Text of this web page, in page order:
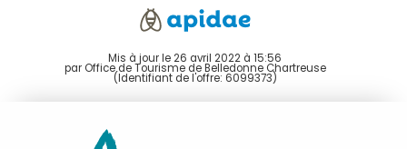
Mis à jour le 26 avril 2022 à 15:56
par Office de Tourisme de Belledonne Chartreuse
(Identifiant de l'offre: 6099373)